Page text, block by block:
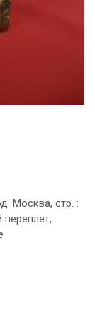
Москва, стр. :